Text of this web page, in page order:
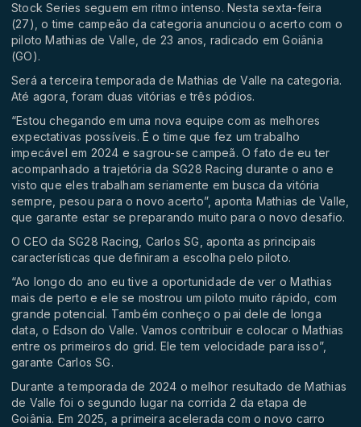
Stock Series seguem em ritmo intenso. Nesta sexta-feira
(27), o time campeão da categoria anunciou o acerto com o
piloto Mathias de Valle, de 23 anos, radicado em Goiânia
(GO).
Será a terceira temporada de Mathias de Valle na categoria.
Até agora, foram duas vitórias e três pódios.
“Estou chegando em uma nova equipe com as melhores
expectativas possíveis. É o time que fez um trabalho
impecável em 2024 e sagrou-se campeã. O fato de eu ter
acompanhado a trajetória da SG28 Racing durante o ano e
visto que eles trabalham seriamente em busca da vitória
sempre, pesou para o novo acerto”, aponta Mathias de Valle,
que garante estar se preparando muito para o novo desafio.
O CEO da SG28 Racing, Carlos SG, aponta as principais
características que definiram a escolha pelo piloto.
“Ao longo do ano eu tive a oportunidade de ver o Mathias
mais de perto e ele se mostrou um piloto muito rápido, com
grande potencial. Também conheço o pai dele de longa
data, o Edson do Valle. Vamos contribuir e colocar o Mathias
entre os primeiros do grid. Ele tem velocidade para isso”,
garante Carlos SG.
Durante a temporada de 2024 o melhor resultado de Mathias
de Valle foi o segundo lugar na corrida 2 da etapa de
Goiânia. Em 2025, a primeira acelerada com o novo carro